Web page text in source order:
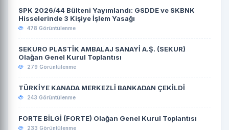
SPK 2026/44 Bülteni Yayımlandı: GSDDE ve SKBNK
Hisselerinde 3 Kişiye İşlem Yasağı
478 Görüntülenme
SEKURO PLASTİK AMBALAJ SANAYİ A.Ş. (SEKUR)
Olağan Genel Kurul Toplantısı
279 Görüntülenme
TÜRKİYE KANADA MERKEZLİ BANKADAN ÇEKİLDİ
243 Görüntülenme
FORTE BİLGİ (FORTE) Olağan Genel Kurul Toplantısı
233 Görüntülenme